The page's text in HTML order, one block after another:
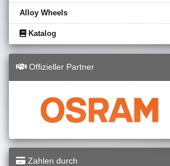
Alloy Wheels
Katalog
Offizieller Partner
Zahlen durch